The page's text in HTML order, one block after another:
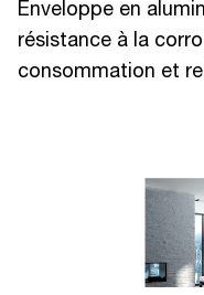
Enveloppe en
résistance à la
consommation et